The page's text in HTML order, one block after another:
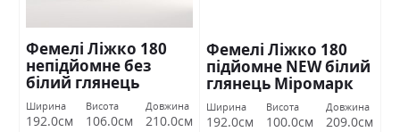
Фемелі Ліжко 180
непідйомне без
білий глянець
Міромарк
Ширина
192.0см
Висота
106.0см
Довжина
210.0см
Фемелі Ліжко 180
підйомне NEW білий
глянець Міромарк
Ширина
192.0см
Висота
100.0см
Довжина
209.0см